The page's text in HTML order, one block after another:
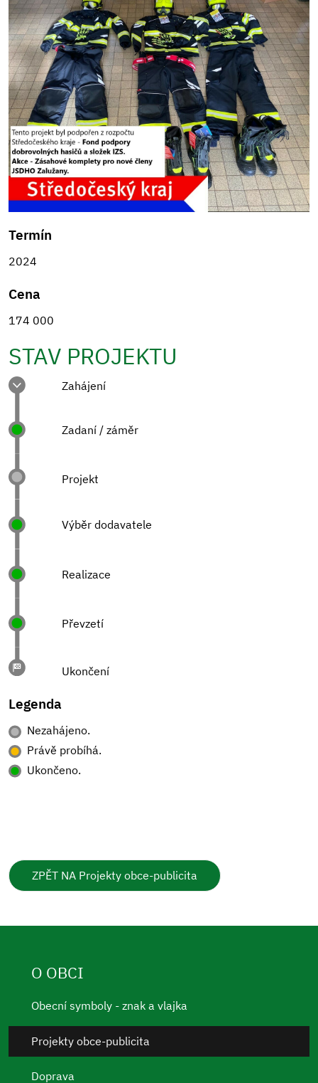
Termín
2024
Cena
174 000
STAV PROJEKTU
Zahájení
Zadaní / záměr
Projekt
Výběr dodavatele
Realizace
Převzetí
Ukončení
Legenda
Nezahájeno.
Právě probíhá.
Ukončeno.
ZPĚT NA Projekty obce-publicita
O OBCI
Obecní symboly - znak a vlajka
Projekty obce-publicita
Doprava